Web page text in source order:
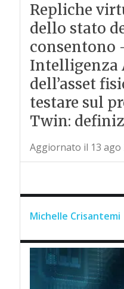
Repliche
dello stato
consentono
Intelligenza
dell’asset
testare sul
Twin:
Aggiornato il 13 ago
Michelle Crisantemi